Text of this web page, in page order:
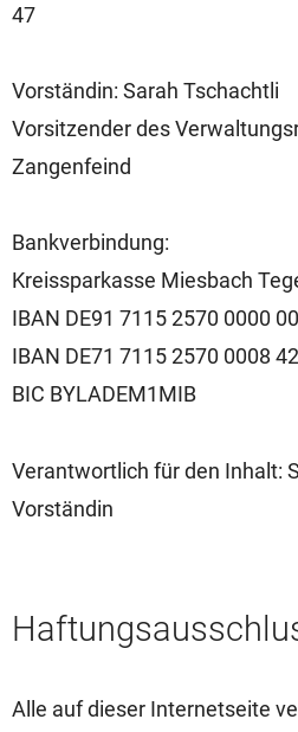
47
Vorständin: Sarah Tschachtli
Vorsitzender des
Zangenfeind
Bankverbindung:
Kreissparkasse Miesbach
IBAN DE91 7115 2570 0000
IBAN DE71 7115 2570 0008
BIC BYLADEM1MIB
Verantwortlich für den Inhalt:
Vorständin
Alle auf dieser Internetseite